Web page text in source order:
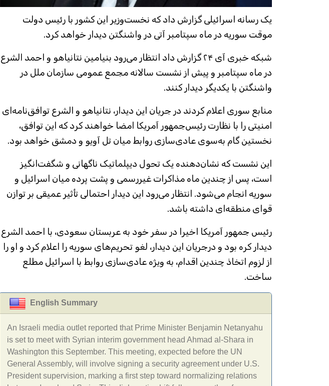
‌یک رسانه‌ اسرائیلی گزارش داد که نخست‌وزیر این کشور با رئیس دولت
موقت سوریه در ماه سپتامبر آتی در واشنگتن دیدار خواهد کرد.
شبکه خبری آی ۲۴ گزارش داد انتظار می‌رود بنیامین نتانیاهو و احمد الشرع
در ماه سپتامبر و پیش از نشست سالانه مجمع عمومی سازمان ملل در
واشنگتن با یکدیگر دیدار کنند.
منابع سوری اعلام کردند در جریان این دیدار، نتانیاهو و الشرع توافق‌نامه‌ای
امنیتی را با نظارت رئیس‌جمهور آمریکا امضا خواهند کرد که این توافق،
نخستین گام به‌سوی عادی‌سازی روابط میان تل آویو و دمشق خواهد بود.
این نشست که نشان‌دهنده یک تحول دیپلماتیک ناگهانی و شگفت‌انگیز
است، پس از چندین ماه مذاکرات غیررسمی و پشت پرده میان اسرائیل و
سوریه انجام می‌شود. انتظار می‌رود این دیدار احتمالی تأثیر عمیقی بر توازن
قوای منطقه‌ای داشته باشد.
رئیس جمهور آمریکا اخیرا در سفر خود به عربستان سعودی، با احمد الشرع
دیدار کره بود و درجریان این دیدار، لغو تحریم‌های سوریه را اعلام کرد و او را
از لزوم اتخاذ چندین اقدام، به ویژه عادی‌سازی روابط با اسرائیل مطلع
ساخت.
English Summary
An Israeli media outlet reported that Prime Minister Benjamin Netanyahu
is set to meet with Syrian interim government head Ahmad al-Shara in
Washington this September. This meeting, expected before the UN
General Assembly, will involve signing a security agreement under U.S.
President supervision, marking a first step toward normalizing relations